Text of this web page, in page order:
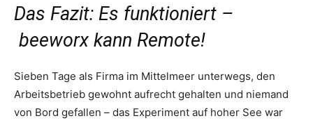
Das Fazit: Es funktioniert –
beeworx kann Remote!
Sieben Tage als Firma im Mittelmeer unterwegs, den
Arbeitsbetrieb gewohnt aufrecht gehalten und niemand
von Bord gefallen – das Experiment auf hoher See war